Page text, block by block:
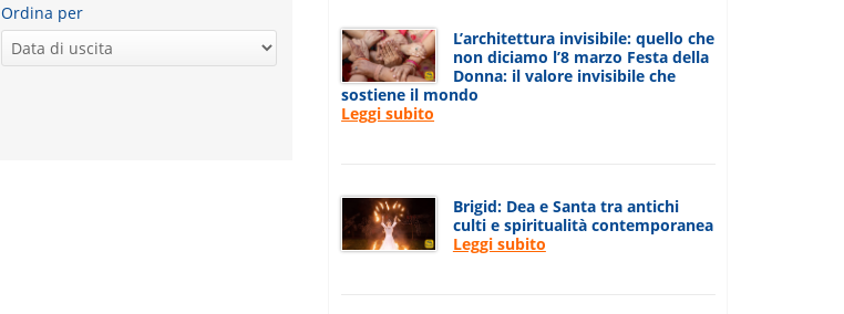
Ordina per
L’architettura invisibile: quello che
non diciamo l’8 marzo Festa della
Donna: il valore invisibile che
sostiene il mondo
Leggi subito
Brigid: Dea e Santa tra antichi
culti e spiritualità contemporanea
Leggi subito